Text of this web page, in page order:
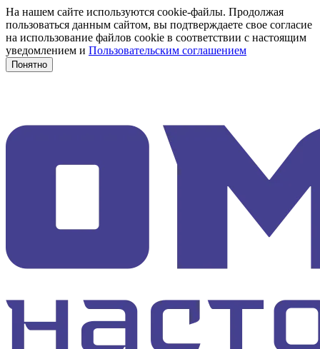
На нашем сайте используются cookie-файлы. Продолжая
пользоваться данным сайтом, вы подтверждаете свое согласие
на использование файлов cookie в соответствии с настоящим
уведомлением и Пользовательским соглашением
Понятно